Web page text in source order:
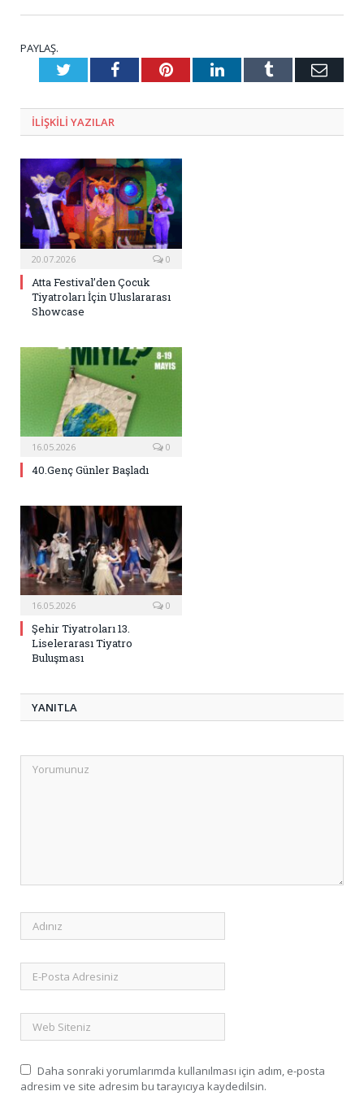
PAYLAŞ.
TwitterFacebookPinterestLinkedInTumblr E-
ILIŞKILI YAZILAR
20.07.2026 0
Atta Festival’den Çocuk
Tiyatroları İçin Uluslararası
Showcase
16.05.2026 0
40.Genç Günler Başladı
16.05.2026 0
Şehir Tiyatroları 13.
Liselerarası Tiyatro
Buluşması
YANITLA
Daha sonraki yorumlarımda kullanılması için adım, e-posta
adresim ve site adresim bu tarayıcıya kaydedilsin.